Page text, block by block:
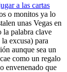
a las cartas
o monitos ya lo
unas Vegas en
palabra clave
excusa) para
aunque sea un
como un regalo
envenenado que